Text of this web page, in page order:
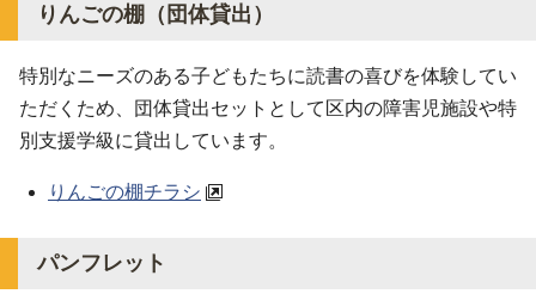
りんごの棚（団体貸出）
特別なニーズのある子どもたちに読書の喜びを体験してい
ただくため、団体貸出セットとして区内の障害児施設や特
別支援学級に貸出しています。
りんごの棚チラシ
パンフレット